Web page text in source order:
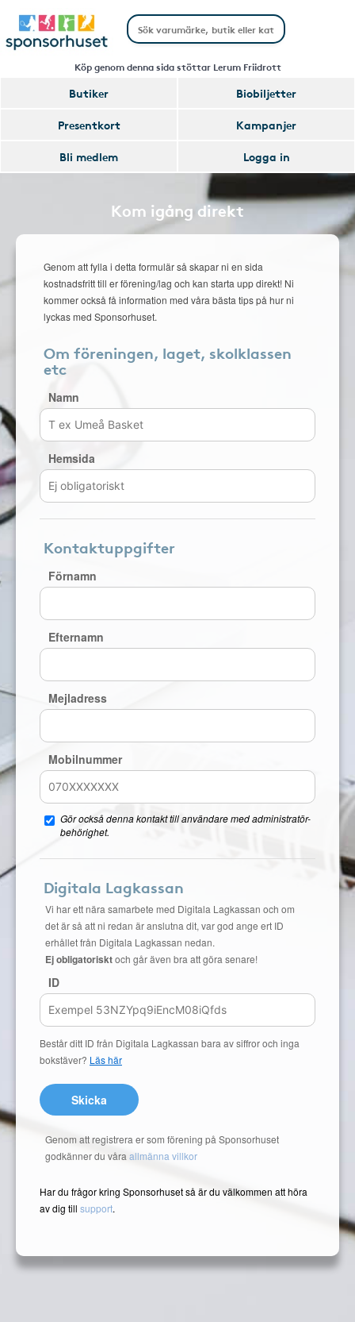
Köp genom denna sida stöttar Lerum Friidrott
Butiker
Biobiljetter
Presentkort
Kampanjer
Bli medlem
Logga in
Kom igång direkt
Genom att fylla i detta formulär så skapar ni en sida
kostnadsfritt till er förening/lag och kan starta upp direkt! Ni
kommer också få information med våra bästa tips på hur ni
lyckas med Sponsorhuset.
Om föreningen, laget, skolklassen
etc
Namn
Hemsida
Kontaktuppgifter
Förnamn
Efternamn
Mejladress
Mobilnummer
Gör också denna kontakt till användare med administratör-
behörighet.
Digitala Lagkassan
Vi har ett nära samarbete med Digitala Lagkassan och om
det är så att ni redan är anslutna dit, var god ange ert ID
erhållet från Digitala Lagkassan nedan.
Ej obligatorisktoch går även bra att göra senare!
ID
Består ditt ID från Digitala Lagkassan bara av siffror och inga
bokstäver? Läs här
Skicka
Genom att registrera er som förening på Sponsorhuset
godkänner du våra allmänna villkor
Har du frågor kring Sponsorhuset så är du välkommen att höra
av dig till support.